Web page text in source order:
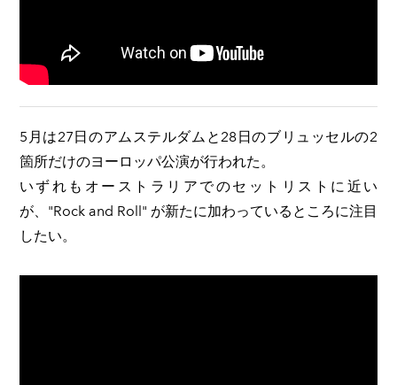
5月は27日のアムステルダムと28日のブリュッセルの2
箇所だけのヨーロッパ公演が行われた。
いずれもオーストラリアでのセットリストに近い
が、"Rock and Roll" が新たに加わっているところに注目
したい。